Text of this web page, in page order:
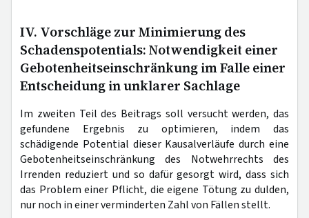
IV. Vorschläge zur Minimierung des
Schadenspotentials: Notwendigkeit einer
Gebotenheitseinschränkung im Falle einer
Entscheidung in unklarer Sachlage
Im zweiten Teil des Beitrags soll versucht werden, das
gefundene Ergebnis zu optimieren, indem das
schädigende Potential dieser Kausalverläufe durch eine
Gebotenheitseinschränkung des Notwehrrechts des
Irrenden reduziert und so dafür gesorgt wird, dass sich
das Problem einer Pflicht, die eigene Tötung zu dulden,
nur noch in einer verminderten Zahl von Fällen stellt.